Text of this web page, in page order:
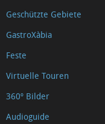
Geschützte Gebiete
GastroXàbia
Feste
Virtuelle Touren
360º Bilder
Audioguide